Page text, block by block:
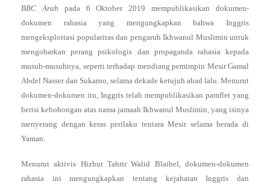
BBC Arab pada 6 Oktober 2019 mempublikasikan dokumen-
dokumen rahasia yang mengungkapkan bahwa Inggris
mengeksploitasi popularitas dan pengaruh Ikhwanul Muslimin untuk
mengobarkan perang psikologis dan propaganda rahasia kepada
musuh-musuhnya, seperti terhadap mendiang pemimpin Mesir Gamal
Abdel Nasser dan Sukarno, selama dekade ketujuh abad lalu. Menurut
dokumen-dokumen itu, Inggris telah mempublikasikan pamflet yang
berisi kebohongan atas nama jamaah Ikhwanul Muslimin, yang isinya
menyerang dengan keras perilaku tentara Mesir selama berada di
Yaman.
Menurut aktivis Hizbut Tahrir Walid Blaibel, dokumen-dokumen
rahasia ini mengungkapkan tentang kejahatan Inggris dan